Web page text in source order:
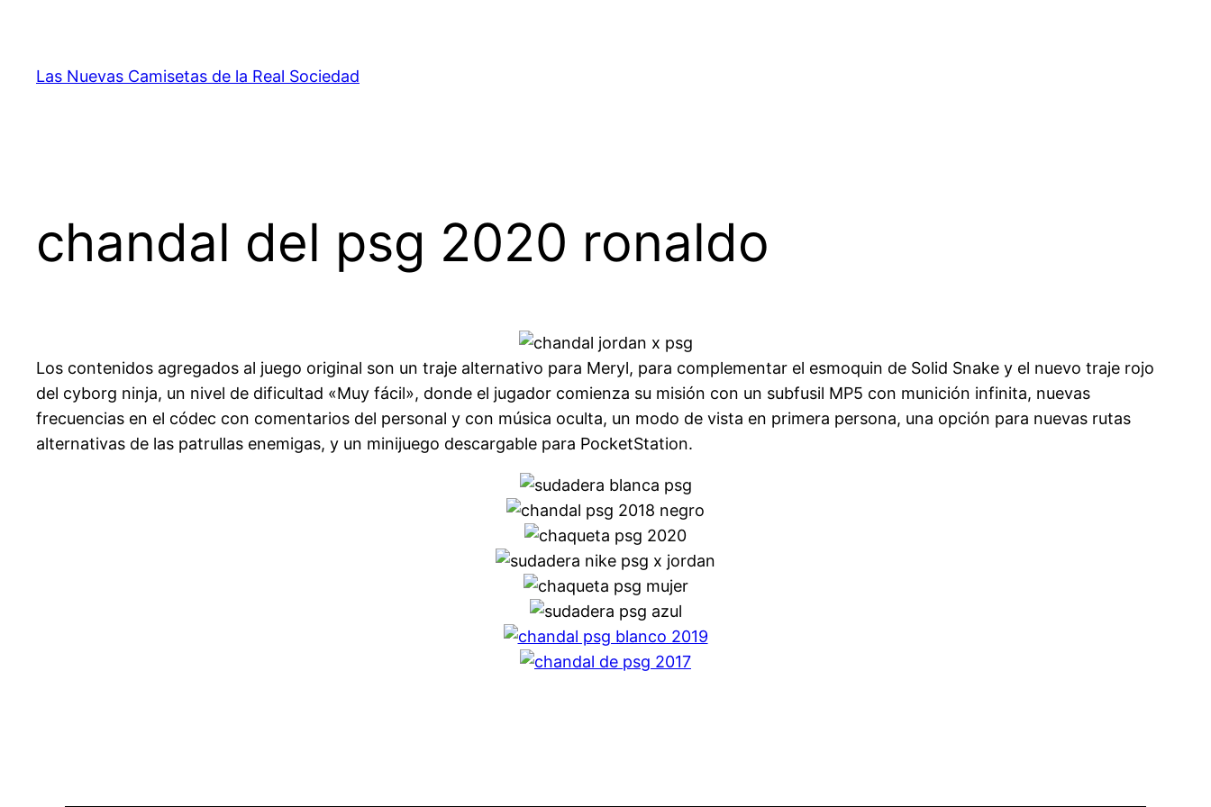
contenido
Las Nuevas Camisetas de la Real Sociedad
chandal del psg 2020 ronaldo
Los contenidos agregados al juego original son un traje alternativo para Meryl, para complementar el esmoquin de Solid Snake y el nuevo traje rojo
del cyborg ninja, un nivel de dificultad «Muy fácil», donde el jugador comienza su misión con un subfusil MP5 con munición infinita, nuevas
frecuencias en el códec con comentarios del personal y con música oculta, un modo de vista en primera persona, una opción para nuevas rutas
alternativas de las patrullas enemigas, y un minijuego descargable para PocketStation.